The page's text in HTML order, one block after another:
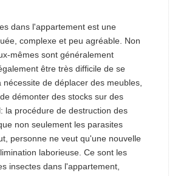
dans l'appartement est une
complexe et peu agréable. Non
mêmes sont généralement
être très difficile de se
de déplacer des meubles,
démonter des stocks sur des
la procédure de destruction des
non seulement les parasites
personne ne veut qu'une nouvelle
laborieuse. Ce sont les
insectes dans l'appartement,